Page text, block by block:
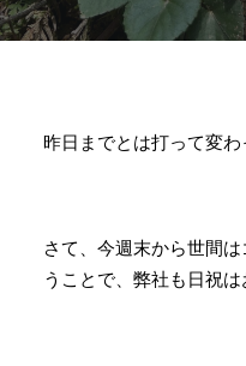
昨日までとは打って変
さて、今週末から世間
うことで、弊社も日祝